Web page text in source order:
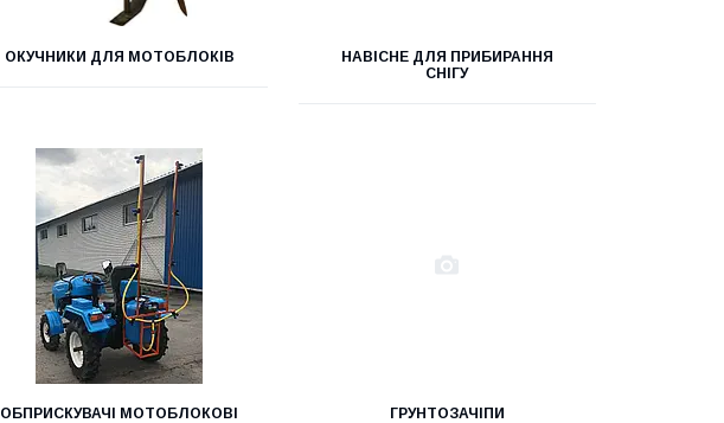
ОКУЧНИКИ ДЛЯ МОТОБЛОКІВ
НАВІСНЕ ДЛЯ ПРИБИРАННЯ
СНІГУ
ОБПРИСКУВАЧІ МОТОБЛОКОВІ ГРУНТОЗАЧІПИ